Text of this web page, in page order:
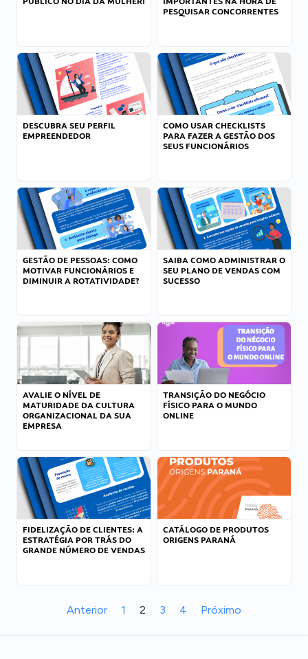
PESQUISAR CONCORRENTES
DESCUBRA SEU PERFIL
EMPREENDEDOR
COMO USAR CHECKLISTS
PARA FAZER A GESTÃO DOS
SEUS FUNCIONÁRIOS
GESTÃO DE PESSOAS: COMO
MOTIVAR FUNCIONÁRIOS E
DIMINUIR A ROTATIVIDADE?
SAIBA COMO ADMINISTRAR O
SEU PLANO DE VENDAS COM
SUCESSO
AVALIE O NÍVEL DE
MATURIDADE DA CULTURA
ORGANIZACIONAL DA SUA
EMPRESA
TRANSIÇÃO DO NEGÓCIO
FÍSICO PARA O MUNDO
ONLINE
FIDELIZAÇÃO DE CLIENTES: A
ESTRATÉGIA POR TRÁS DO
GRANDE NÚMERO DE VENDAS
CATÁLOGO DE PRODUTOS
ORIGENS PARANÁ
Anterior 1 2 3 4 Próximo